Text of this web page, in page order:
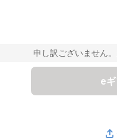
申し訳ございません
e